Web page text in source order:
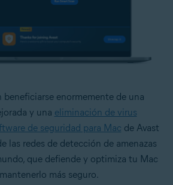
beneficiarse enormemente de una
y una eliminación de virus
de seguridad para Mac de Avast
las redes de detección de amenazas
que defiende y optimiza tu Mac
más seguro.